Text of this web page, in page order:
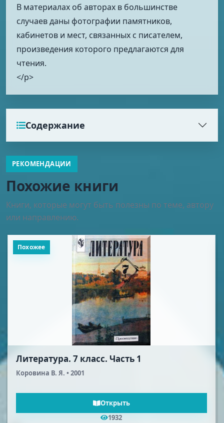
В материалах об авторах в большинстве
случаев даны фотографии памятников,
кабинетов и мест, связанных с писателем,
произведения которого предлагаются для
чтения.
</p>
Содержание
РЕКОМЕНДАЦИИ
Похожие книги
Книги, которые могут быть полезны по теме, автору
или направлению.
Похожее
Алгебра. 7 класс
Макарычев Ю. Н., Миндюк Н. Г., Нешков К. И., Суворова
Открыть
1056